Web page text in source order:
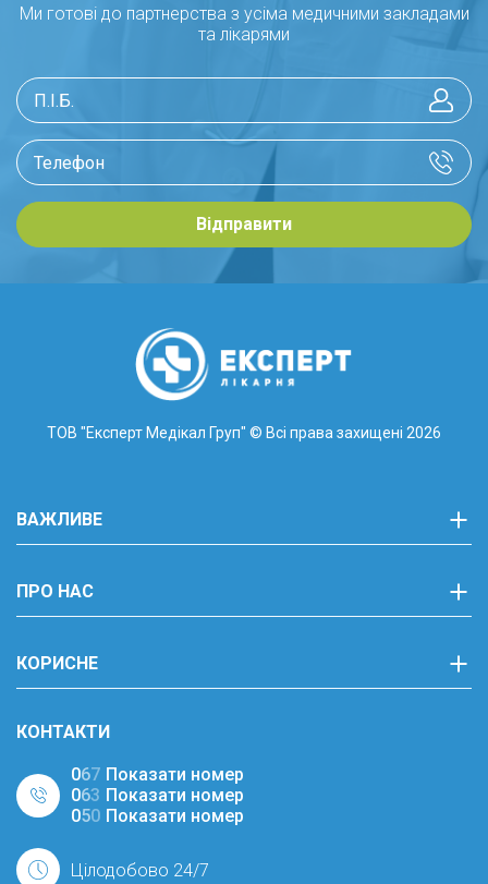
Ми готові до партнерства з усіма медичними закладами
та лікарями
Відправити
ТОВ "Експерт Медікал Груп" © Всі права захищені 2026
ВАЖЛИВЕ
ПРО НАС
КОРИСНЕ
КОНТАКТИ
067 Показати номер
063 Показати номер
050 Показати номер
Цілодобово 24/7